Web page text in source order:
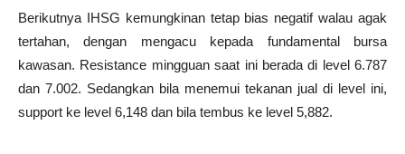
Berikutnya IHSG kemungkinan tetap bias negatif walau agak
tertahan, dengan mengacu kepada fundamental bursa
kawasan. Resistance mingguan saat ini berada di level 6.787
dan 7.002. Sedangkan bila menemui tekanan jual di level ini,
support ke level 6,148 dan bila tembus ke level 5,882.